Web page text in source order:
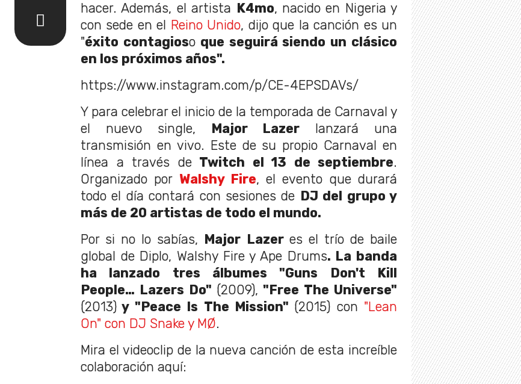
hacer. Además, el artista K4mo, nacido en Nigeria y
con sede en el
Reino Unido, dijo que la canción es un
"éxito contagiosoque seguirá siendo un clásico
en los próximos años".
https://www.instagram.com/p/CE-4EPSDAVs/
Y para celebrar el inicio de la temporada de Carnaval y
el nuevo single,
Major Lazer lanzará una
transmisión en vivo. Este de su propio Carnaval en
línea a través deTwitch el 13 de septiembre.
Organizado por Walshy Fire, el evento que durará
todo el día contará con sesiones de DJ del grupo y
más de 20 artistas de todo el mundo.
Por si no lo sabías,
Major Lazer es el trío de baile
global de Diplo, Walshy Fire y Ape Drums. La banda
ha lanzado tres álbumes "Guns Don't Kill
People… Lazers Do" (2009),"Free The Universe"
(2013) y "Peace Is The Mission" (2015) con "Lean
On" con DJ Snake y MØ.
Mira el videoclip de la nueva canción de esta increíble
colaboración aquí: